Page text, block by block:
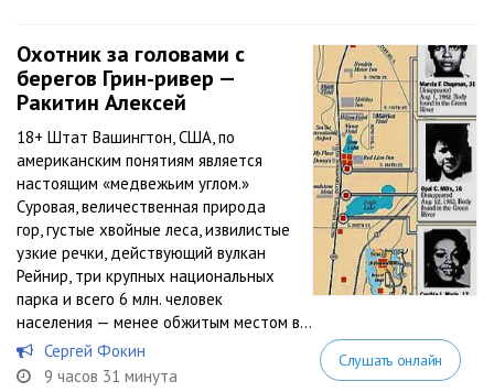
Охотник за головами с
берегов Грин-ривер —
Ракитин Алексей
18+ Штат Вашингтон, США, по
американским понятиям является
настоящим «медвежьим углом.»
Суровая, величественная природа
гор, густые хвойные леса, извилистые
узкие речки, действующий вулкан
Рейнир, три крупных национальных
парка и всего 6 млн. человек
населения — менее обжитым местом в...
Сергей Фокин
9 часов 31 минута
Слушать онлайн